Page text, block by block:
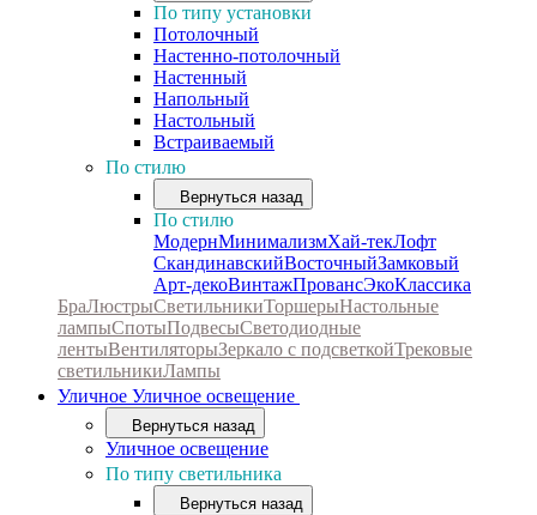
По типу установки
Потолочный
Настенно-потолочный
Настенный
Напольный
Настольный
Встраиваемый
По стилю
Вернуться назад
По стилю
МодернМинимализмХай-текЛофт
СкандинавскийВосточныйЗамковый
Арт-декоВинтажПровансЭкоКлассика
БраЛюстрыСветильникиТоршерыНастольные
лампыСпотыПодвесыСветодиодные
лентыВентиляторыЗеркало с подсветкойТрековые
светильникиЛампы
Уличное Уличное освещение
Вернуться назад
Уличное освещение
По типу светильника
Вернуться назад